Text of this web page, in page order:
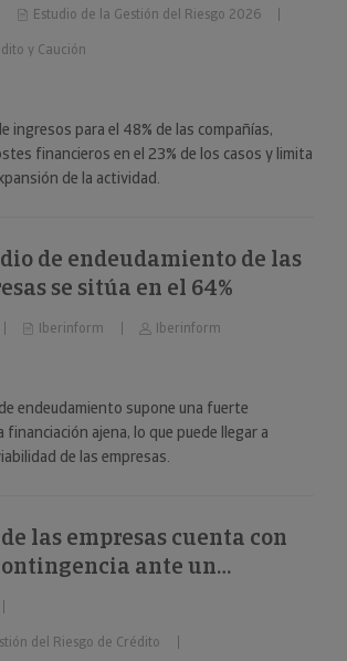
Estudio de la Gestión del Riesgo 2026
y Caución
ingresos para el 48% de las compañías,
financieros en el 23% de los casos y limita
de la actividad.
de endeudamiento de las
se sitúa en el 64%
Iberinform Iberinform
endeudamiento supone una fuerte
financiación ajena, lo que puede llegar a
de las empresas.
de las empresas cuenta con
ante un
de la situación
del Riesgo de Crédito